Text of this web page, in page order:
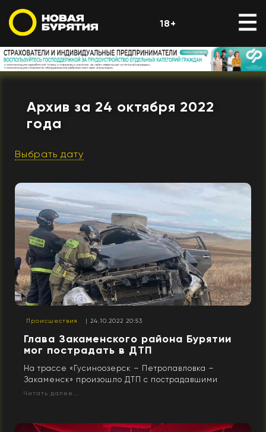
18+
Архив за 24 октября 2022
года
Выбрать дату
Происшествия | 24.10.2022 20:53
Глава Закаменского района Бурятии
мог пострадать в ДТП
На трассе «Гусиноозерск – Петропавловка –
Закаменск» произошло ДТП с пострадавшими
Читать далее...